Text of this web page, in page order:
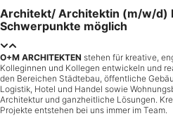
Architekt/ Architektin (m/w/d)
Schwerpunkte möglich
O+M ARCHITEKTEN stehen für kreative,
Kolleginnen und Kollegen entwickeln und
den Bereichen Städtebau, öffentliche
Logistik, Hotel und Handel sowie
Architektur und ganzheitliche Lösungen.
Projekte entstehen bei uns immer im Team.